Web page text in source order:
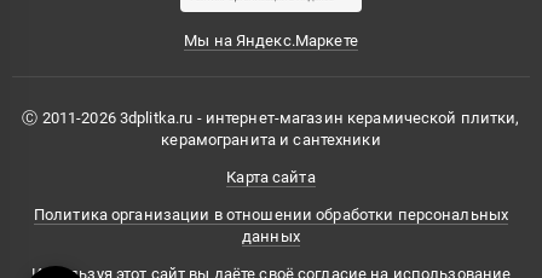
Мы на Яндекс.Маркете
Ⓒ 2011-2026 3dplitka.ru - интернет-магазин керамической плитки,
керамогранита и сантехники
Карта сайта
Политика организации в отношении обработки персональных
данных
Используя этот сайт вы даёте своё согласие на использование